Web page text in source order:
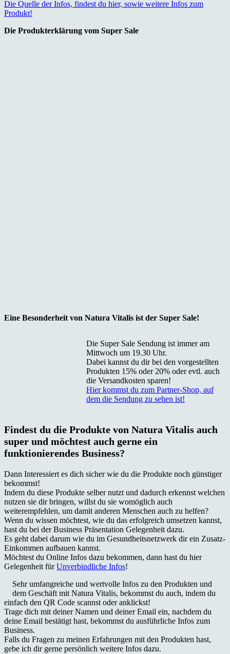
Die Quelle der Infos, findest du hier, sowie weitere Infos zum
Produkt!
Die Produkterklärung vom Super Sale
Eine Besonderheit von Natura Vitalis ist der Super Sale!
Die Super Sale Sendung ist immer am
Mittwoch um 19.30 Uhr.
Dabei kannst du dir bei den vorgestellten
Produkten 15% oder 20% oder evtl. auch
die Versandkosten sparen!
Hier kommst du zum Partner-Shop, auf
dem die Sendung zu sehen ist!
Findest du die Produkte von Natura Vitalis auch
super und möchtest auch gerne ein
funktionierendes Business?
Dann Interessiert es dich sicher wie du die Produkte noch günstiger
bekommst!
Indem du diese Produkte selber nutzt und dadurch erkennst welchen
nutzen sie dir bringen, willst du sie womöglich auch
weiterempfehlen, um damit anderen Menschen auch zu helfen?
Wenn du wissen möchtest, wie du das erfolgreich umsetzen kannst,
hast du bei der Business Präsentation Gelegenheit dazu.
Es geht dabei darum wie du im Gesundheitsnetzwerk dir ein Zusatz-
Einkommen aufbauen kannst.
Möchtest du Online Infos dazu bekommen, dann hast du hier
Gelegenheit fürUnverbindliche Infos!
Sehr umfangreiche und wertvolle Infos zu den Produkten und
dem Geschäft mit Natura Vitalis, bekommst du auch, indem du
einfach den QR Code scannst oder anklickst!
Trage dich mit deiner Namen und deiner Email ein, nachdem du
deine Email bestätigt hast, bekommst du ausführliche Infos zum
Business.
Falls du Fragen zu meinen Erfahrungen mit den Produkten hast,
gebe ich dir gerne persönlich weitere Infos dazu.